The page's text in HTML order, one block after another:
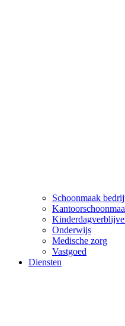
Schoonmaak
Onderwijs
Medische zorg
Vastgoed
Diensten